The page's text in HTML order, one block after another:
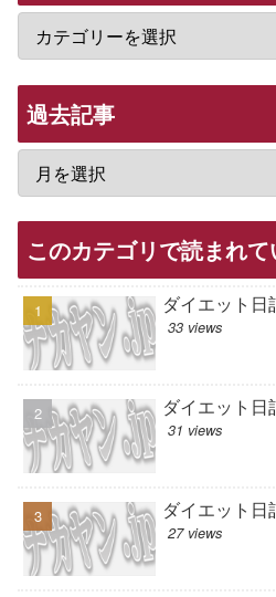
過去記事
このカテゴリで読まれ
ダイエット日
33 views
ダイエット日
31 views
ダイエット日
27 views